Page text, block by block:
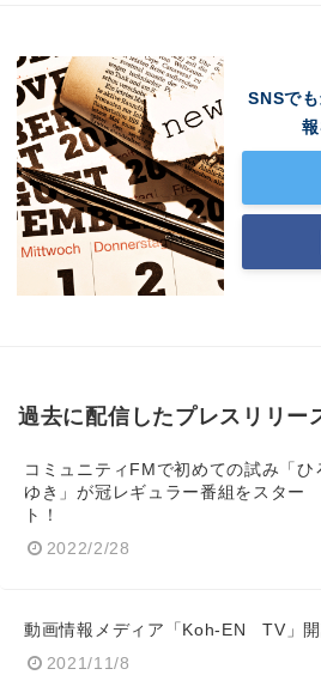
SNSで
過去に配信したプレスリリー
コミュニティFMで初めての試み「ひ
ゆき」が冠レギュラー番組をスター
ト！
2022/2/28
動画情報メディア「Koh-EN TV」
2021/11/8